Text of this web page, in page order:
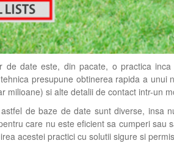
de date este, din pacate, o practica
presupune obtinerea rapida a unui
milioane) si alte detalii de contact intr-un
de baze de date sunt diverse, insa
care nu este eficient sa cumperi sau
acestei practici cu solutii sigure si